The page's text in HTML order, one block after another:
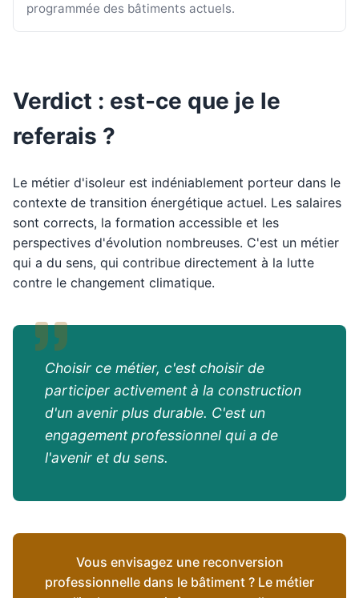
programmée des bâtiments actuels.
Verdict : est-ce que je le
referais ?
Le métier d'isoleur est indéniablement porteur dans le
contexte de transition énergétique actuel. Les salaires
sont corrects, la formation accessible et les
perspectives d'évolution nombreuses. C'est un métier
qui a du sens, qui contribue directement à la lutte
contre le changement climatique.
Choisir ce métier, c'est choisir de
participer activement à la construction
d'un avenir plus durable. C'est un
engagement professionnel qui a de
l'avenir et du sens.
Vous envisagez une reconversion
professionnelle dans le bâtiment ? Le métier